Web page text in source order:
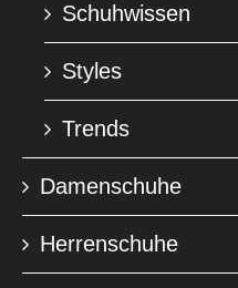
Schuhwissen
Styles
Trends
Damenschuhe
Herrenschuhe